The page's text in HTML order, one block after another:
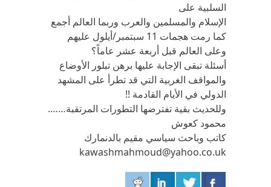
السلبية على
الإسلام والمسلمين والعرب وربما العالم أجمع
كما رمت هجمات 11 سبتمبر/أيلول عليهم
وعلى العالم قبل أربعة عشر عاماً؟
أسئلة تبقى الإجابة عليها برهن تبلور الأوضاع
والمواقف الغربية التي قد تطرأ على المشهد
الدولي في الأيام القادمة !!
وللحديث بقية تفترضها التطورات المرتقبة…….
محمود كعوش
كاتب وباحث سياسي مقيم بالدنمارك
kawashmahmoud@yahoo.co.uk